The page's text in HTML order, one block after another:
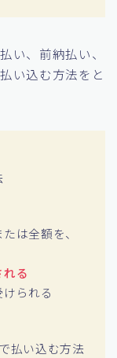
い、前納払い、
い込む方法をと
は全額を、
る
けられる
払い込む方法